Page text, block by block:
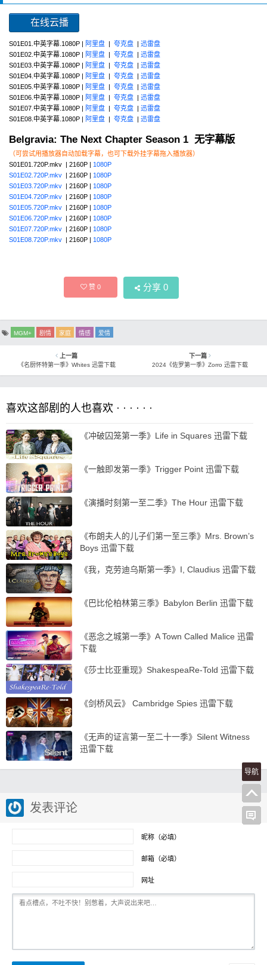
在线云播
S01E01.中英字幕.1080P | 阿里盘 夸克盘
迅雷盘
S01E02.中英字幕.1080P |
阿里盘 夸克盘
迅雷盘
S01E03.中英字幕.1080P |
阿里盘 夸克盘
迅雷盘
S01E04.中英字幕.1080P |
阿里盘 夸克盘
迅雷盘
S01E05.中英字幕.1080P |
阿里盘 夸克盘
迅雷盘
S01E06.中英字幕.1080P |
阿里盘 夸克盘
迅雷盘
S01E07.中英字幕.1080P |
阿里盘 夸克盘
迅雷盘
S01E08.中英字幕.1080P |
阿里盘 夸克盘 迅雷盘
Belgravia: The Next Chapter Season 1 无字幕版
（可尝试用播放器自动加载字幕，也可下载外挂字幕拖入播放器）
S01E01.720P.mkv | 2160P | 1080P
S01E02.720P.mkv | 2160P | 1080P
S01E03.720P.mkv | 2160P | 1080P
S01E04.720P.mkv | 2160P | 1080P
S01E05.720P.mkv | 2160P | 1080P
S01E06.720P.mkv | 2160P | 1080P
S01E07.720P.mkv | 2160P | 1080P
S01E08.720P.mkv | 2160P | 1080P
赞0 分享 0
MGM+ 剧情 家庭 情感 爱情
上一篇
《名厨怀特第一季》Whites 迅雷下载
下一篇
2024《佐罗第一季》Zorro 迅雷下载
喜欢这部剧的人也喜欢 · · · · · ·
《冲破囚笼第一季》Life in Squares 迅雷下载
《一触即发第一季》Trigger Point 迅雷下载
《演播时刻第一至二季》The Hour 迅雷下载
《布朗夫人的儿子们第一至三季》Mrs. Brown’s
Boys 迅雷下载
《我，克劳迪乌斯第一季》I, Claudius 迅雷下载
《巴比伦柏林第三季》Babylon Berlin 迅雷下载
《恶念之城第一季》A Town Called Malice 迅雷
下载
《莎士比亚重现》ShakespeaRe-Told 迅雷下载
《剑桥风云》 Cambridge Spies 迅雷下载
《无声的证言第一至二十一季》Silent Witness
迅雷下载
发表评论
昵称（必填）
邮箱（必填）
网址
导航